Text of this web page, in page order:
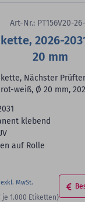
Art-Nr.: PT156V20-
2026-
20 mm
Nächster
weiß, Ø 20 mm,
klebend
auf Rolle
je 1.000 Etiketten)